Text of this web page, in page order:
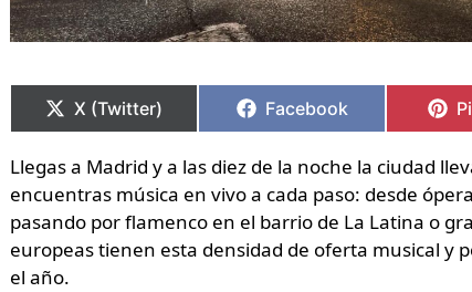
en
X (Twitter)
en
Facebook
Llegas a Madrid y a las diez de la noche la ciudad
encuentras música en vivo a cada paso: desde
pasando por flamenco en el barrio de La Latina o
europeas tienen esta densidad de oferta musical y
el año.
en
en